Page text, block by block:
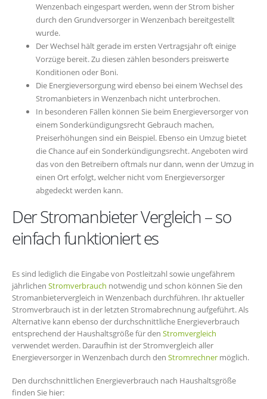
Wenzenbach eingespart werden, wenn der Strom bisher
durch den Grundversorger in Wenzenbach bereitgestellt
wurde.
Der Wechsel hält gerade im ersten Vertragsjahr oft einige
Vorzüge bereit. Zu diesen zählen besonders preiswerte
Konditionen oder Boni.
Die Energieversorgung wird ebenso bei einem Wechsel des
Stromanbieters in Wenzenbach nicht unterbrochen.
In besonderen Fällen können Sie beim Energieversorger von
einem Sonderkündigungsrecht Gebrauch machen,
Preiserhöhungen sind ein Beispiel. Ebenso ein Umzug bietet
die Chance auf ein Sonderkündigungsrecht. Angeboten wird
das von den Betreibern oftmals nur dann, wenn der Umzug in
einen Ort erfolgt, welcher nicht vom Energieversorger
abgedeckt werden kann.
Der Stromanbieter Vergleich – so
einfach funktioniert es
Es sind lediglich die Eingabe von Postleitzahl sowie ungefährem
jährlichen Stromverbrauch notwendig und schon können Sie den
Stromanbietervergleich in Wenzenbach durchführen. Ihr aktueller
Stromverbrauch ist in der letzten Stromabrechnung aufgeführt. Als
Alternative kann ebenso der durchschnittliche Energieverbrauch
entsprechend der Haushaltsgröße für den Stromvergleich
verwendet werden. Daraufhin ist der Stromvergleich aller
Energieversorger in Wenzenbach durch den Stromrechner möglich.
Den durchschnittlichen Energieverbrauch nach Haushaltsgröße
finden Sie hier: